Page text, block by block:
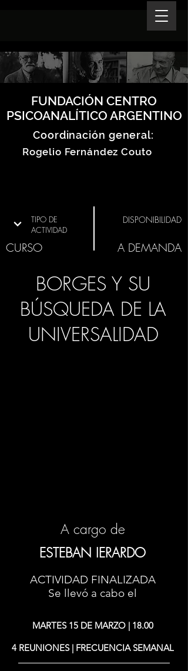
FUNDACIÓN CENTRO
PSICOANALÍTICO ARGENTINO
Coordinación general:
Rogelio Fernández Couto
TIPO DE
ACTIVIDAD
CURSO
DISPONIBILIDAD
A DEMANDA
BORGES Y SU
BÚSQUEDA DE LA
UNIVERSALIDAD
A cargo de
ESTEBAN IERARDO
ACTIVIDAD FINALIZADA
Se llevó a cabo el
MARTES 15 DE MARZO | 18.00
4 REUNIONES | FRECUENCIA SEMANAL